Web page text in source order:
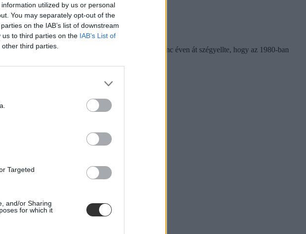
utilized by us or personal
You may separately opt-out of the
on the IAB’s list of downstream
to third parties on the IAB’s List of
third parties.
Targeted
and/or Sharing
for which it
arcának leírását" - magyarázta Eco. Elárulta, harminc éven át szégyellte, hogy az 1980-ban
Európában még nem is ismerték.